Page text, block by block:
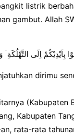
listrik
gambut. Allah
بِاَيْدِيْكُمْ اِلَى
dirimu
(Kabupaten
Kabupaten
rata-rata